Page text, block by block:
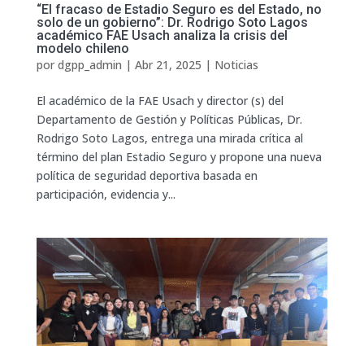
“El fracaso de Estadio Seguro es del Estado, no
solo de un gobierno”: Dr. Rodrigo Soto Lagos
académico FAE Usach analiza la crisis del
modelo chileno
por dgpp_admin | Abr 21, 2025 | Noticias
El académico de la FAE Usach y director (s) del
Departamento de Gestión y Políticas Públicas, Dr.
Rodrigo Soto Lagos, entrega una mirada crítica al
término del plan Estadio Seguro y propone una nueva
política de seguridad deportiva basada en
participación, evidencia y...